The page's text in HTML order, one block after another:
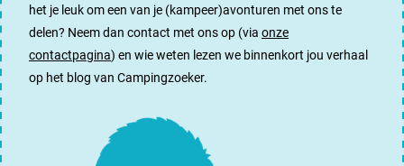
het je leuk om een van je (kampeer)avonturen met ons te
delen? Neem dan contact met ons op (via onze
contactpagina) en wie weten lezen we binnenkort jou verhaal
op het blog van Campingzoeker.